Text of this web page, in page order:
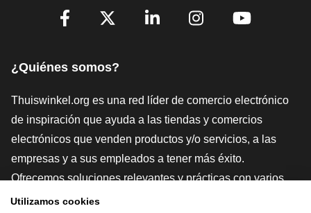
[_General:SocialMediaTitle]
¿Quiénes somos?
Thuiswinkel.org es una red líder de comercio electrónico
de inspiración que ayuda a las tiendas y comercios
electrónicos que venden productos y/o servicios, a las
empresas y a sus empleados a tener más éxito.
Ofrecemos soluciones relevantes y prácticas con varios
sellos de confianza, Thuiswinkel Reviews, herramientas y
Utilizamos cookies